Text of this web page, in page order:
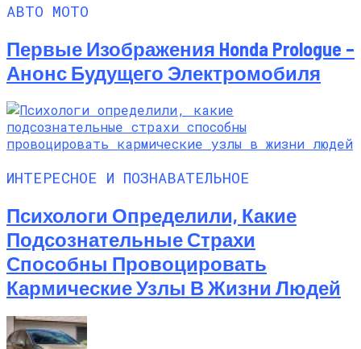
АВТО МОТО
Первые Изображения Honda Prologue –
Анонс Будущего Электромобиля
ИНТЕРЕСНОЕ И ПОЗНАВАТЕЛЬНОЕ
Психологи Определили, Какие
Подсознательные Страхи
Способны Провоцировать
Кармические Узлы В Жизни Людей